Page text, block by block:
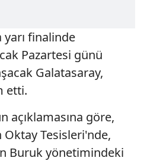
yarı finalinde
Pazartesi günü
Galatasaray,
etti.
açıklamasına göre,
Tesisleri'nde,
Buruk yönetimindeki